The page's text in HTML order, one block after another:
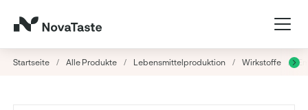
Startseite / Alle Produkte / Lebensmittelproduktion / Wirkstoffe /